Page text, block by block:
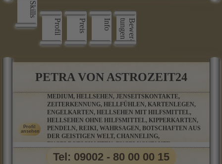
Skills
Profil
Preis Info B
e
w
e
r
­
t
u
n
g
e
n
PETRA VON ASTROZEIT24
MEDIUM, HELLSEHEN, JENSEITSKONTAKTE,
ZEITERKENNUNG, HELLFÜHLEN, KARTENLEGEN,
ENGELKARTEN, HELLSEHEN MIT HILFSMITTEL,
HELLSEHEN OHNE HILFSMITTEL, KIPPERKARTEN,
PENDELN, REIKI, WAHRSAGEN, BOTSCHAFTEN AUS
DER GEISTIGEN WELT, CHANNELING,
ENGELBOTSCHAFTEN, ENGELKONTAKTE,
TIERKOMMUNIKATION
Tel: 09002 - 80 00 00 15